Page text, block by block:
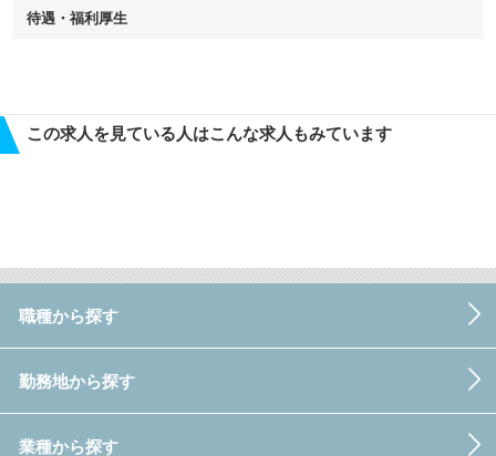
待遇・福利厚生
この求人を見ている人はこんな求人もみています
職種から探す
勤務地から探す
業種から探す